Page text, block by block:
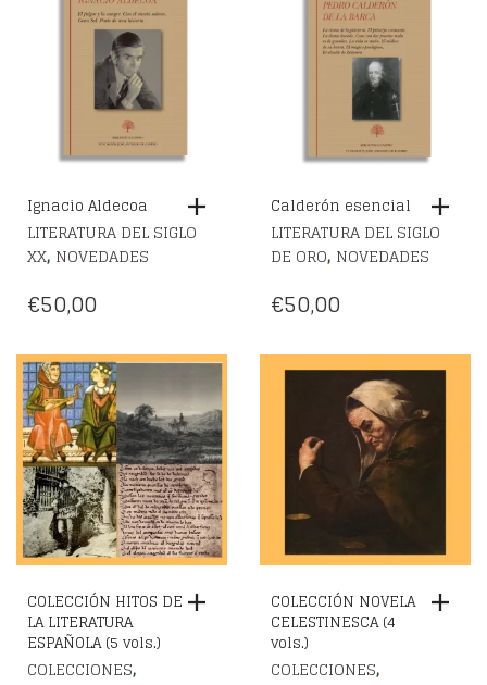
Ignacio Aldecoa
LITERATURA DEL SIGLO
XX, NOVEDADES
€50,00
Calderón esencial
LITERATURA DEL SIGLO
DE ORO, NOVEDADES
€50,00
COLECCIÓN HITOS DE
LA LITERATURA
ESPAÑOLA (5 vols.)
COLECCIONES,
COLECCIÓN NOVELA
CELESTINESCA (4
vols.)
COLECCIONES,